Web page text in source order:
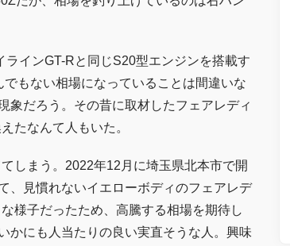
インGT-Rと同じS20型エンジンを搭載す
もない相場になっていることは間違いな
象だろう。その昔に取材したフェアレディ
たなんて人もいた。
しまう。2022年12月に埼玉県北本市で開
、見慣れないイエローボディのフェアレデ
様子だったため、高騰する相場を期待し
かにも人当たりの良い実直そうな人。興味